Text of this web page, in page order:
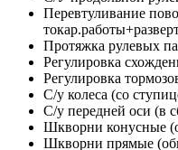
Перевтуливание
Протяжка рулевых
Регулировка
Регулировка
С/у колеса (со
С/у передней оси (в
Шкворни конусные
Шкворни прямые